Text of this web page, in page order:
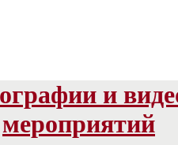
и
мероприятий